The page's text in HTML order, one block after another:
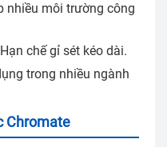
nhiều môi trường công
Hạn chế gỉ sét kéo dài.
trong nhiều ngành
Chromate